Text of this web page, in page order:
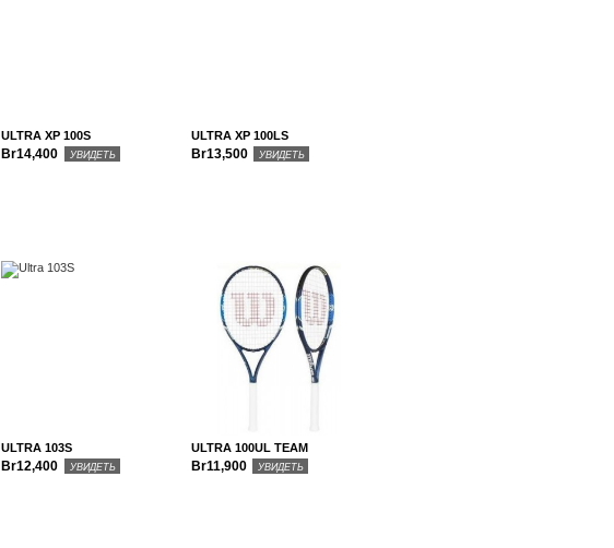
ULTRA XP 100S
Br14,400 УВИДЕТЬ
ULTRA XP 100LS
Br13,500 УВИДЕТЬ
ULTRA 103S
Br12,400 УВИДЕТЬ
ULTRA 100UL TEAM
Br11,900 УВИДЕТЬ